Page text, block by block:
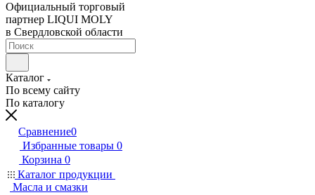
Официальный торговый
партнер LIQUI MOLY
в Свердловской области
Каталог
По всему сайту
По каталогу
Сравнение0
Избранные товары 0
Корзина 0
Каталог продукции
Масла и смазки